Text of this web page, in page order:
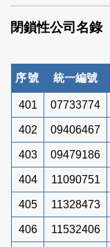
索
閉鎖性公司名錄
序號 統一編號
401 07733774
402 09406467
403 09479186
404 11090751
405 11328473
406 11532406